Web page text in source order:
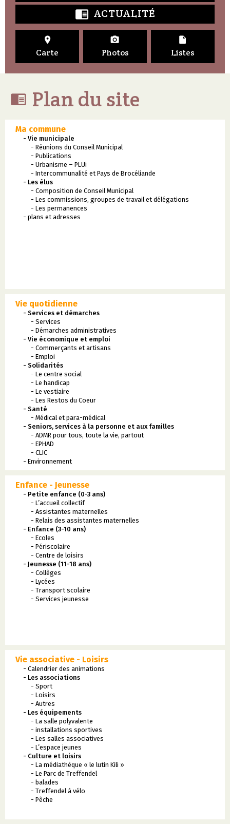
 ACTUALITÉ

Carte

Photos

Listes
 Plan du site
Ma commune
- Vie municipale
- Réunions du Conseil Municipal
- Publications
- Urbanisme – PLUi
- Intercommunalité et Pays de Brocéliande
- Les élus
- Composition de Conseil Municipal
- Les commissions, groupes de travail et délégations
- Les permanences
- plans et adresses
Vie quotidienne
- Services et démarches
- Services
- Démarches administratives
- Vie économique et emploi
- Commerçants et artisans
- Emploi
- Solidarités
- Le centre social
- Le handicap
- Le vestiaire
- Les Restos du Coeur
- Santé
- Médical et para-médical
- Seniors, services à la personne et aux familles
- ADMR pour tous, toute la vie, partout
- EPHAD
- CLIC
- Environnement
Enfance - Jeunesse
- Petite enfance (0-3 ans)
- L’accueil collectif
- Assistantes maternelles
- Relais des assistantes maternelles
- Enfance (3-10 ans)
- Ecoles
- Périscolaire
- Centre de loisirs
- Jeunesse (11-18 ans)
- Collèges
- Lycées
- Transport scolaire
- Services jeunesse
Vie associative - Loisirs
- Calendrier des animations
- Les associations
- Sport
- Loisirs
- Autres
- Les équipements
- La salle polyvalente
- installations sportives
- Les salles associatives
- L’espace jeunes
- Culture et loisirs
- La médiathèque « le lutin Kili »
- Le Parc de Treffendel
- balades
- Treffendel à vélo
- Pêche